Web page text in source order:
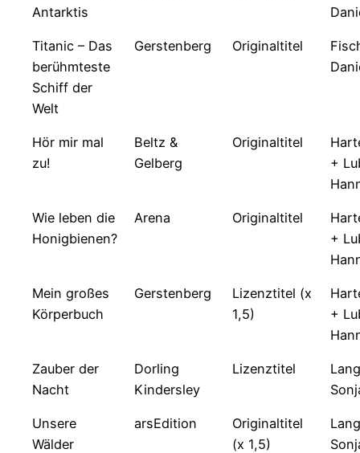
Antarktis
Titanic – Das
berühmteste
Schiff der
Welt
Gerstenberg Originaltitel
Hör mir mal
zu!
Beltz &
Gelberg
Originaltitel
+
Wie leben die
Honigbienen?
Arena Originaltitel
+
Mein großes
Körperbuch
Gerstenberg
Lizenztitel (x
1,5)
+
Zauber der
Nacht
Dorling
Kindersley
Lizenztitel
Unsere
Wälder
arsEdition
Originaltitel
(x 1,5)